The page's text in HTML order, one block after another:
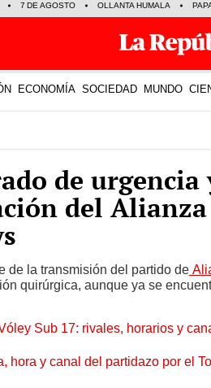
7 DE AGOSTO OLLANTA HUMALA
ECONOMÍA SOCIEDAD MUNDO
de urgencia
del
de la transmisión del partido de
quirúrgica, aunque ya se
Sub 17: rivales, horarios y
hora y canal del partidazo por el